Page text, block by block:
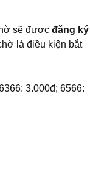
sẽ được đăng ký
là điều kiện bắt
3.000đ; 6566: